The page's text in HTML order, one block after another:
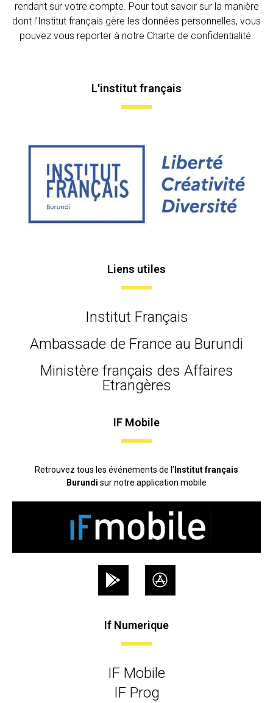
rendant sur votre compte. Pour tout savoir sur la manière
dont l’Institut français gère les données personnelles, vous
pouvez vous reporter à notre Charte de confidentialité.
L'institut français
Liens utiles
Institut Français
Ambassade de France au Burundi
Ministère français des Affaires
Etrangères
IF Mobile
Retrouvez tous les événements de l’ Institut français
Burundi sur notre application mobile
If Numerique
IF Mobile
IF Prog